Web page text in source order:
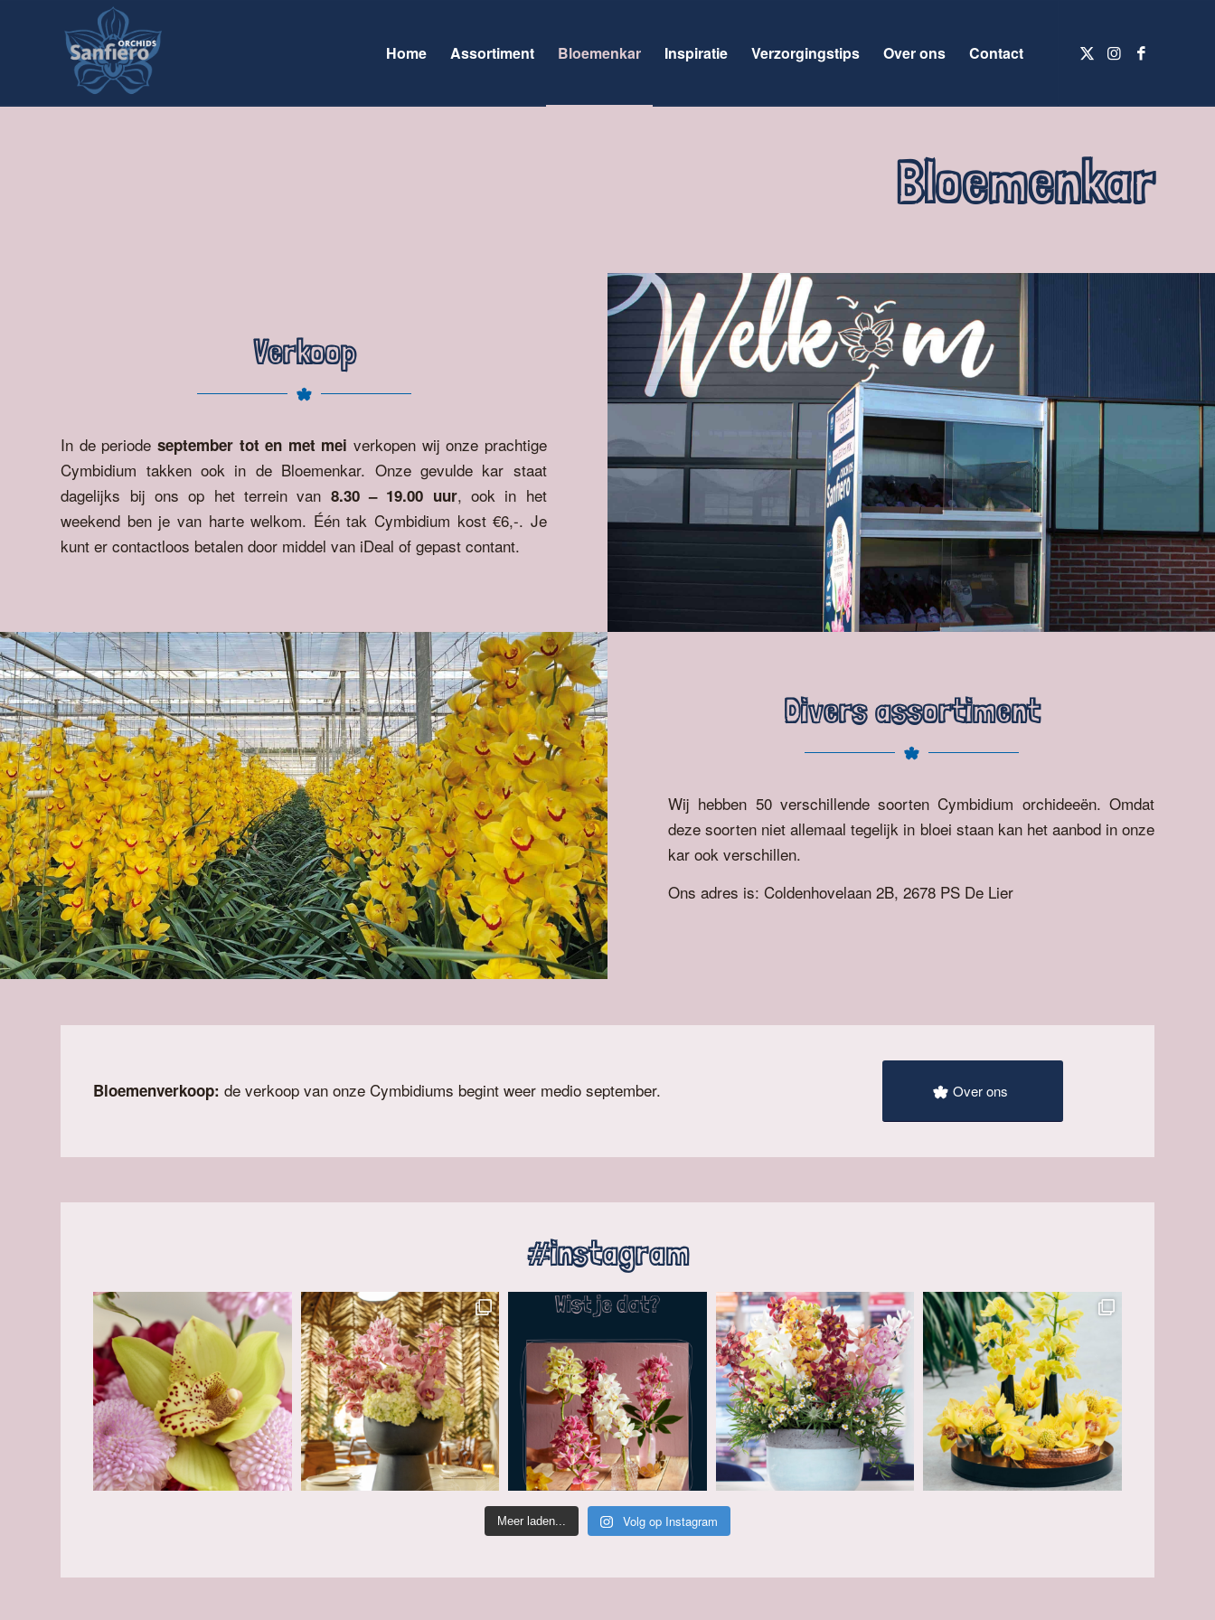
Home Assortiment Bloemenkar Inspiratie Verzorgingstips Over ons Contact
Bloemenkar
Verkoop
In de periode september tot en met mei verkopen wij onze prachtige
Cymbidium takken ook in de Bloemenkar. Onze gevulde kar staat
dagelijks bij ons op het terrein van 8.30 – 19.00 uur, ook in het
weekend ben je van harte welkom. Één tak Cymbidium kost €6,-. Je
kunt er contactloos betalen door middel van iDeal of gepast contant.
Divers assortiment
Wij hebben 50 verschillende soorten Cymbidium orchideeën. Omdat
deze soorten niet allemaal tegelijk in bloei staan kan het aanbod in onze
kar ook verschillen.
Ons adres is: Coldenhovelaan 2B, 2678 PS De Lier
Bloemenverkoop:de verkoop van onze Cymbidiums begint weer medio september. Over ons
#instagram
Meer laden... Volg op Instagram